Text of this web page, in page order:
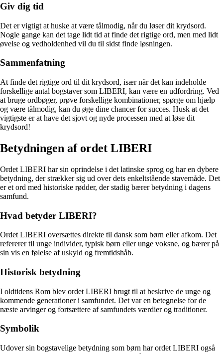
Giv dig tid
Det er vigtigt at huske at være tålmodig, når du løser dit krydsord.
Nogle gange kan det tage lidt tid at finde det rigtige ord, men med lidt
øvelse og vedholdenhed vil du til sidst finde løsningen.
Sammenfatning
At finde det rigtige ord til dit krydsord, især når det kan indeholde
forskellige antal bogstaver som LIBERI, kan være en udfordring. Ved
at bruge ordbøger, prøve forskellige kombinationer, spørge om hjælp
og være tålmodig, kan du øge dine chancer for succes. Husk at det
vigtigste er at have det sjovt og nyde processen med at løse dit
krydsord!
Betydningen af ordet LIBERI
Ordet LIBERI har sin oprindelse i det latinske sprog og har en dybere
betydning, der strækker sig ud over dets enkeltstående stavemåde. Det
er et ord med historiske rødder, der stadig bærer betydning i dagens
samfund.
Hvad betyder LIBERI?
Ordet LIBERI oversættes direkte til dansk som børn eller afkom. Det
refererer til unge individer, typisk børn eller unge voksne, og bærer på
sin vis en følelse af uskyld og fremtidshåb.
Historisk betydning
I oldtidens Rom blev ordet LIBERI brugt til at beskrive de unge og
kommende generationer i samfundet. Det var en betegnelse for de
næste arvinger og fortsættere af samfundets værdier og traditioner.
Symbolik
Udover sin bogstavelige betydning som børn har ordet LIBERI også